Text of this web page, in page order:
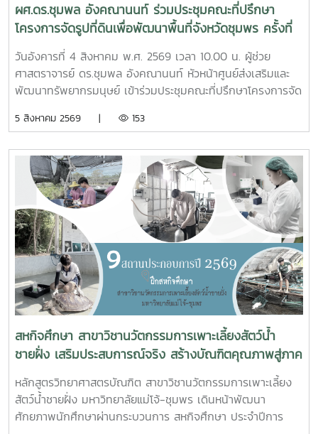
ผศ.ดร.ชุมพล อังคณานนท์ ร่วมประชุมคณะที่ปรึกษา
โครงการจัดรูปที่ดินเพื่อพัฒนาพื้นที่จังหวัดชุมพร ครั้งที่
2/2569
วันอังคารที่ 4 สิงหาคม พ.ศ. 2569 เวลา 10.00 น. ผู้ช่วย
ศาสตราจารย์ ดร.ชุมพล อังคณานนท์ หัวหน้าศูนย์ส่งเสริมและ
พัฒนาทรัพยากรมนุษย์ เข้าร่วมประชุมคณะที่ปรึกษาโครงการจัด
รวม สาย ก3 และ ก4ในเขตผังเมืองรวมชุมชนปากน้ำหลังสวน
ศาลากลางจังหวัดชุมพร โดยมีนายจักรพงศ์ นิลไพรัช ธนารักษ์
พื้นที่ชุมพร เป็นประธานในการประชุมในการนี้ นายอุดม จิตตวงค์
โยธาธิการและผังเมืองจังหวัดชุมพร พร้อมด้วยคณะที่ปรึกษา
โครงการจัดรูปที่ดินเพื่อพัฒนาพื้นที่ส่วนจังหวัดชุมพร บริเวณ
ถนนผังเมืองรวม สาย ก3 และก4 ในเขตผังเมืองรวมชุมชน
ปากน้ำหลังสวน เข้าร่วมการประชุมฯ ดังกล่าว เพื่อพิจารณาขอ
ความเห็นชอบค่าชดเชยต้นไม้และพืชผล และค่าชดเชยอาคารและ
สิ่งปลูกสร้างจากกองทุนจัดรูปที่ดินเพื่อพัฒนาพื้นที่มติที่ประชุม
รับทราบรายละเอียดราคาและเห็นควรให้เสนอคณะกรรมการ
จังหวัดขอรับเงินอุดหนุนจากกกองทุนจัดรูปเพื่อพัฒนาพื้นที่
5 สิงหาคม 2569 | 153
สหกิจศึกษา สาขาวิชานวัตกรรมการเพาะเลี้ยงสัตว์น้ำ
ชายฝั่ง เสริมประสบการณ์จริง สร้างบัณฑิตคุณภาพสู่ภาค
อุตสาหกรรมการผลิตสัตว์น้ำ
หลักสูตรวิทยาศาสตรบัณฑิต สาขาวิชานวัตกรรมการเพาะเลี้ยง
สัตว์น้ำชายฝั่ง มหาวิทยาลัยแม่โจ้-ชุมพร เดินหน้าพัฒนา
ศักยภาพนักศึกษาผ่านกระบวนการ สหกิจศึกษา ประจำปีการ